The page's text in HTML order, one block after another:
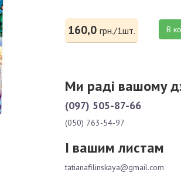
160,0 грн./1шт. В
Ми раді вашому
(097) 505-87-66
(050) 763-54-97
І вашим листам
tatianafilinskaya@gmail.com